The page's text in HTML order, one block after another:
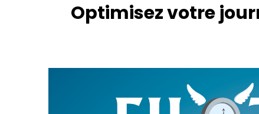
Optimisez votre